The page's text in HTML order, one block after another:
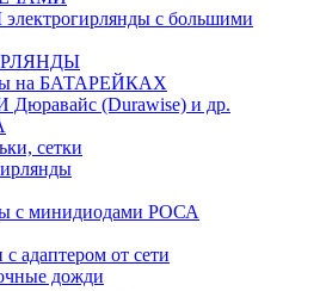
с большими
на БАТАРЕЙКАХ
(Durawise) и др.
сетки
с минидиодами РОСА
адаптером от сети
дожди